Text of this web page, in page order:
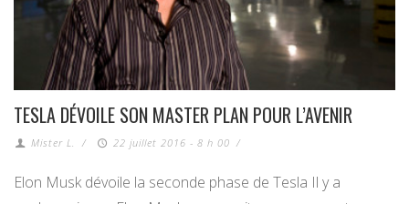
TESLA DÉVOILE SON MASTER PLAN POUR L’AVENIR
Mister L. / 22 juillet 2016 - 8 h 00 /
Elon Musk dévoile la seconde phase de Tesla Il y a